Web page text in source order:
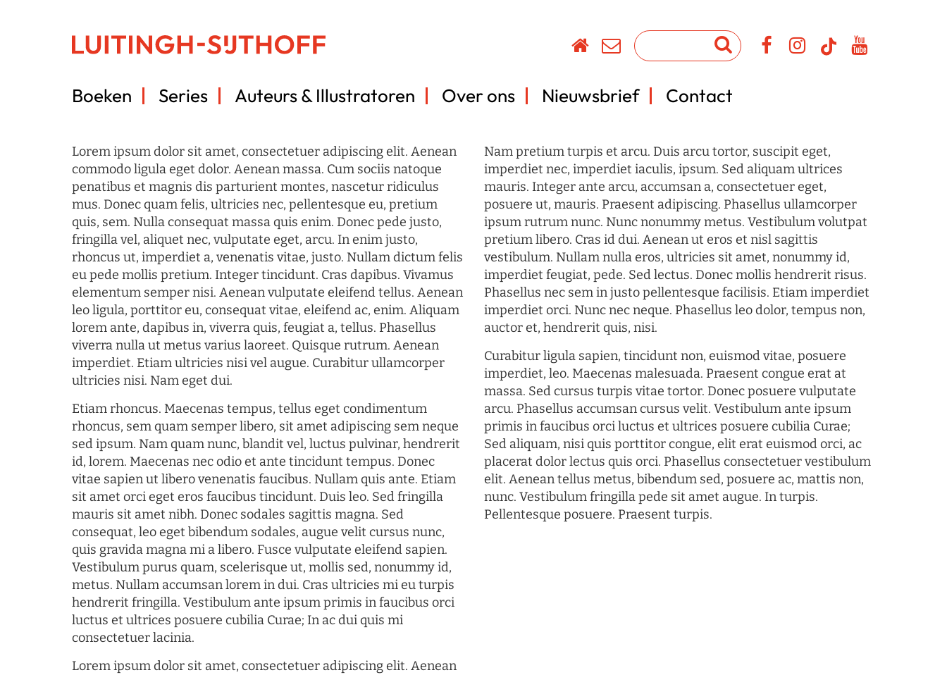
Boeken Series Auteurs & Illustratoren Over ons Nieuwsbrief Contact
Lorem ipsum dolor sit amet, consectetuer adipiscing elit. Aenean
commodo ligula eget dolor. Aenean massa. Cum sociis natoque
penatibus et magnis dis parturient montes, nascetur ridiculus
mus. Donec quam felis, ultricies nec, pellentesque eu, pretium
quis, sem. Nulla consequat massa quis enim. Donec pede justo,
fringilla vel, aliquet nec, vulputate eget, arcu. In enim justo,
rhoncus ut, imperdiet a, venenatis vitae, justo. Nullam dictum felis
eu pede mollis pretium. Integer tincidunt. Cras dapibus. Vivamus
elementum semper nisi. Aenean vulputate eleifend tellus. Aenean
leo ligula, porttitor eu, consequat vitae, eleifend ac, enim. Aliquam
lorem ante, dapibus in, viverra quis, feugiat a, tellus. Phasellus
viverra nulla ut metus varius laoreet. Quisque rutrum. Aenean
imperdiet. Etiam ultricies nisi vel augue. Curabitur ullamcorper
ultricies nisi. Nam eget dui.
Etiam rhoncus. Maecenas tempus, tellus eget condimentum
rhoncus, sem quam semper libero, sit amet adipiscing sem neque
sed ipsum. Nam quam nunc, blandit vel, luctus pulvinar, hendrerit
id, lorem. Maecenas nec odio et ante tincidunt tempus. Donec
vitae sapien ut libero venenatis faucibus. Nullam quis ante. Etiam
sit amet orci eget eros faucibus tincidunt. Duis leo. Sed fringilla
mauris sit amet nibh. Donec sodales sagittis magna. Sed
consequat, leo eget bibendum sodales, augue velit cursus nunc,
quis gravida magna mi a libero. Fusce vulputate eleifend sapien.
Vestibulum purus quam, scelerisque ut, mollis sed, nonummy id,
metus. Nullam accumsan lorem in dui. Cras ultricies mi eu turpis
hendrerit fringilla. Vestibulum ante ipsum primis in faucibus orci
luctus et ultrices posuere cubilia Curae; In ac dui quis mi
consectetuer lacinia.
Lorem ipsum dolor sit amet, consectetuer adipiscing elit. Aenean
Nam pretium turpis et arcu. Duis arcu tortor, suscipit eget,
imperdiet nec, imperdiet iaculis, ipsum. Sed aliquam ultrices
mauris. Integer ante arcu, accumsan a, consectetuer eget,
posuere ut, mauris. Praesent adipiscing. Phasellus ullamcorper
ipsum rutrum nunc. Nunc nonummy metus. Vestibulum volutpat
pretium libero. Cras id dui. Aenean ut eros et nisl sagittis
vestibulum. Nullam nulla eros, ultricies sit amet, nonummy id,
imperdiet feugiat, pede. Sed lectus. Donec mollis hendrerit risus.
Phasellus nec sem in justo pellentesque facilisis. Etiam imperdiet
imperdiet orci. Nunc nec neque. Phasellus leo dolor, tempus non,
auctor et, hendrerit quis, nisi.
Curabitur ligula sapien, tincidunt non, euismod vitae, posuere
imperdiet, leo. Maecenas malesuada. Praesent congue erat at
massa. Sed cursus turpis vitae tortor. Donec posuere vulputate
arcu. Phasellus accumsan cursus velit. Vestibulum ante ipsum
primis in faucibus orci luctus et ultrices posuere cubilia Curae;
Sed aliquam, nisi quis porttitor congue, elit erat euismod orci, ac
placerat dolor lectus quis orci. Phasellus consectetuer vestibulum
elit. Aenean tellus metus, bibendum sed, posuere ac, mattis non,
nunc. Vestibulum fringilla pede sit amet augue. In turpis.
Pellentesque posuere. Praesent turpis.